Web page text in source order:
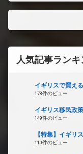
人気記事ランキ
イギリスで買え
178件のビュー
イギリス移民政
149件のビュー
【特集】イギリ
110件のビュー